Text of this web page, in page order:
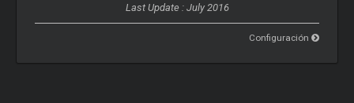
Last Update : July 2016
Configuración